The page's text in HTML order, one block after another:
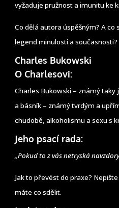
vyžaduje pružnost a imunitu ke
Co dělá autora úspěšným? A co
legend minulosti a současnosti?
Charles Bukowski
O Charlesovi:
Charles Bukowski – známý
a básník – známý tvrdým a
chudobě, alkoholismu a sexu s
Jeho psací rada:
„Pokud to z vás netryská
Jak to převést do praxe?
máte co sdělit.